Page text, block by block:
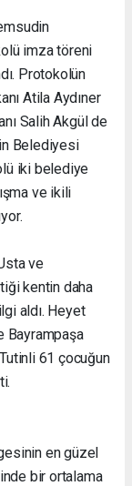
imza töreni
Protokolün
Atila Aydıner
Salih Akgül de
Belediyesi
iki belediye
ve ikili
ve
kentin daha
aldı. Heyet
Bayrampaşa
61 çocuğun
en güzel
bir ortalama